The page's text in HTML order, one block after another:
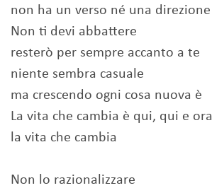
non ha un verso né una direzione
Non ti devi abbattere
resterò per sempre accanto a te
niente sembra casuale
ma crescendo ogni cosa nuova è
La vita che cambia è qui, qui e ora
la vita che cambia
Non lo razionalizzare